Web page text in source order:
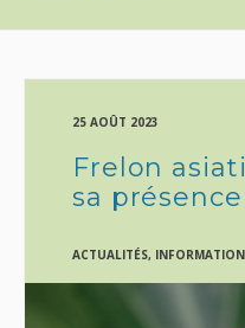
25 AOÛT 2023
Frelon
sa présence
ACTUALITÉS,